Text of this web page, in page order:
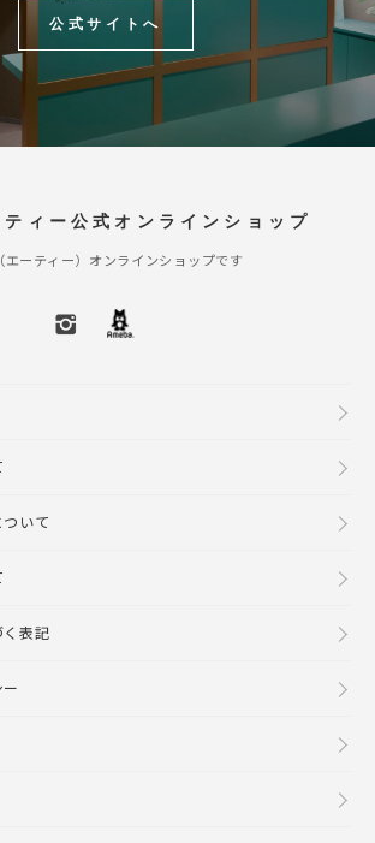
公式サイトへ
ィー公式オンラインショップ
ーティー）オンラインショップです
いて
く表記